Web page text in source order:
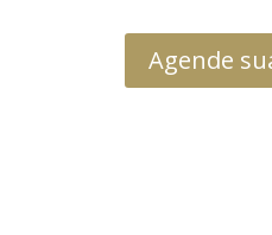
Agende